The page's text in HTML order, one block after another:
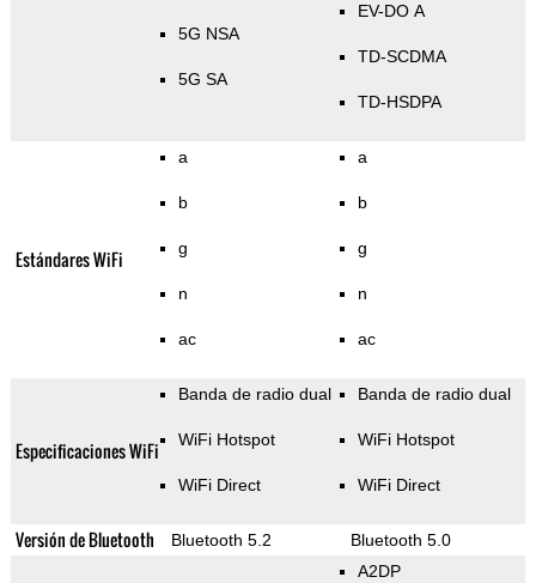
5G NSA
5G SA
EV-DO A
TD-SCDMA
TD-HSDPA
Estándares WiFi
a
b
g
n
ac
a
b
g
n
ac
Especificaciones WiFi
Banda de radio dual
WiFi Hotspot
WiFi Direct
Banda de radio dual
WiFi Hotspot
WiFi Direct
Versión de Bluetooth Bluetooth 5.2 Bluetooth 5.0
A2DP